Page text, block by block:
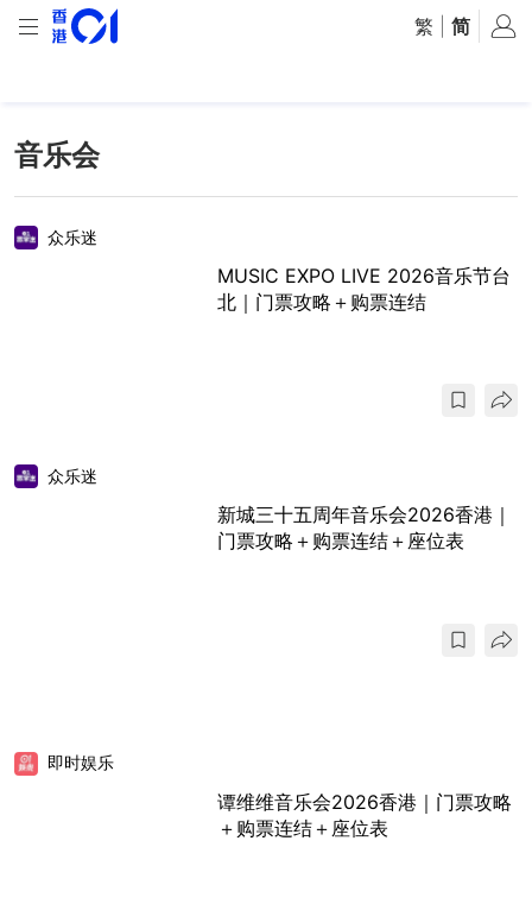
繁 简
音乐会
众乐迷
MUSIC EXPO LIVE 2026音乐节台
北｜门票攻略＋购票连结
众乐迷
新城三十五周年音乐会2026香港｜
门票攻略＋购票连结＋座位表
即时娱乐
谭维维音乐会2026香港｜门票攻略
＋购票连结＋座位表